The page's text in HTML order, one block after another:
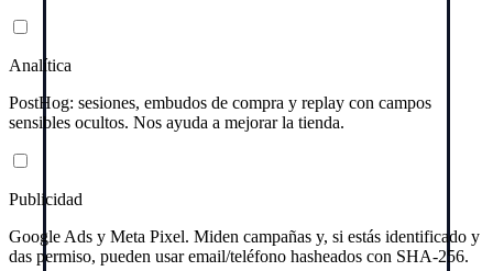
Analítica
PostHog: sesiones, embudos de compra y replay con campos
sensibles ocultos. Nos ayuda a mejorar la tienda.
Publicidad
Google Ads y Meta Pixel. Miden campañas y, si estás identificado y
das permiso, pueden usar email/teléfono hasheados con SHA-256.